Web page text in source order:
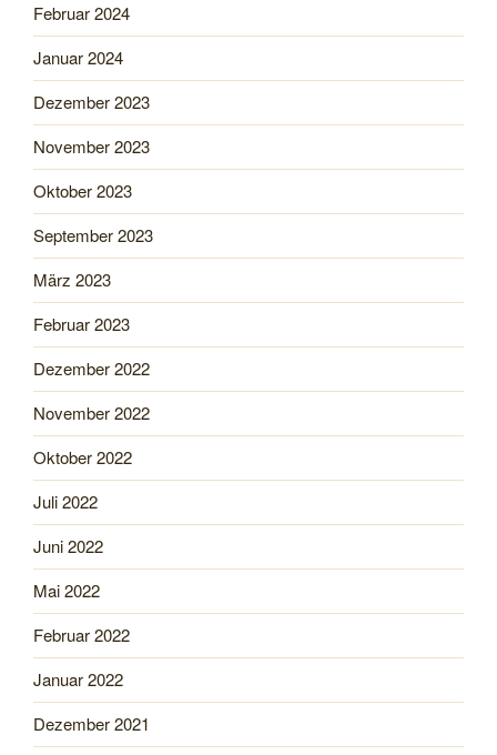
Februar 2024
Januar 2024
Dezember 2023
November 2023
Oktober 2023
September 2023
März 2023
Februar 2023
Dezember 2022
November 2022
Oktober 2022
Juli 2022
Juni 2022
Mai 2022
Februar 2022
Januar 2022
Dezember 2021